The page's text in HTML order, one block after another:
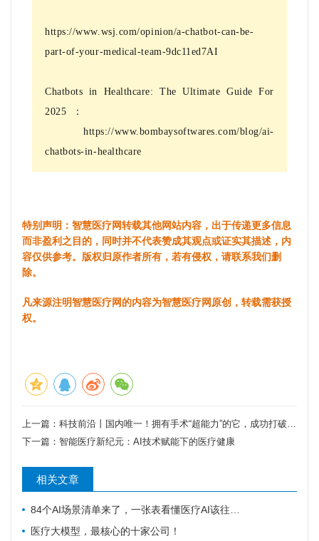
https://www.wsj.com/opinion/a-chatbot-can-be-
part-of-your-medical-team-9dc11ed7AI
Chatbots in Healthcare: The Ultimate Guide For
2025：
https://www.bombaysoftwares.com/blog/ai-
chatbots-in-healthcare
特别声明：智慧医疗网转载其他网站内容，出于传递更多信息
而非盈利之目的，同时并不代表赞成其观点或证实其描述，内
容仅供参考。版权归原作者所有，若有侵权，请联系我们删
除。
凡来源注明智慧医疗网的内容为智慧医疗网原创，转载需获授
权。
上一篇： 科技前沿丨国内唯一！拥有手术“超能力”的它，成功打破国外垄断
下一篇： 智能医疗新纪元：AI技术赋能下的医疗健康
相关文章
84个AI场景清单来了，一张表看懂医疗AI该往哪发力
医疗大模型，最核心的十家公司！